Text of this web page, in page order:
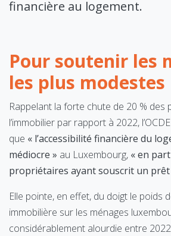
financière au logement.
Pour soutenir les
les plus modestes
Rappelant la forte chute de 20 % des
l’immobilier par rapport à 2022,
que « l’accessibilité financière du
médiocre » au Luxembourg, « en
propriétaires ayant souscrit un
Elle pointe, en effet, du doigt le poids
immobilière sur les ménages
considérablement alourdie entre